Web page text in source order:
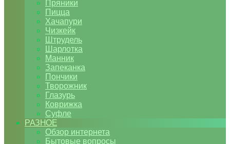
Пряники
Пицца
Хачапури
Чизкейк
Штрудель
Шарлотка
Манник
Запеканка
Пончики
Творожник
Глазурь
Коврижка
Суфле
РАЗНОЕ
Обзор интернета
Бытовые вопросы